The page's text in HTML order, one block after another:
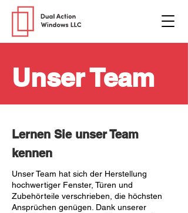
Unser Team
Lernen Sie unser Team
kennen
Unser Team hat sich der Herstellung
hochwertiger Fenster, Türen und
Zubehörteile verschrieben, die höchsten
Ansprüchen genügen. Dank unserer